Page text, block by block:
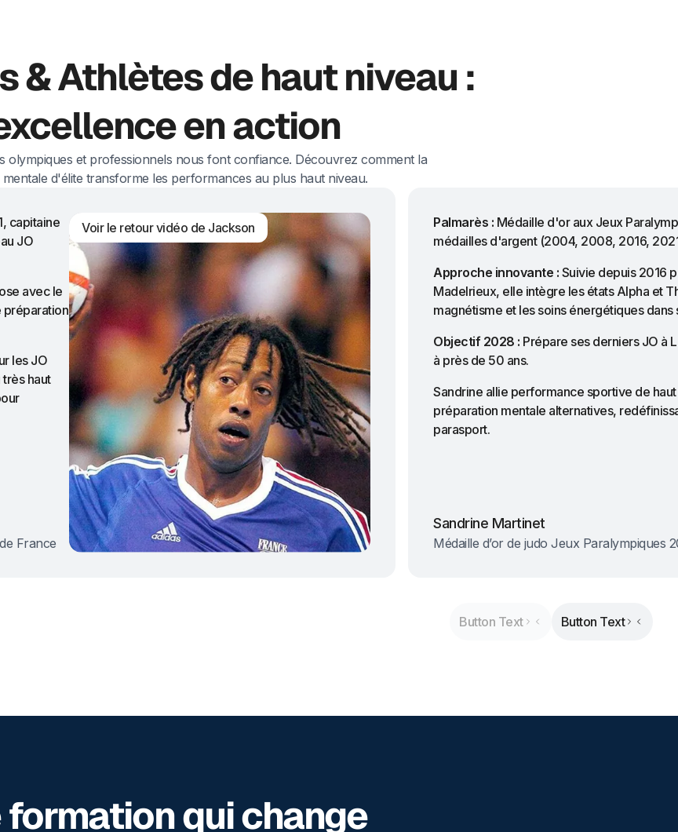
& Athlètes de haut niveau :
en action
olympiques et professionnels nous font confiance. Découvrez comment la
d'élite transforme les performances au plus haut niveau.
capitaine
JO
avec le
préparation
les JO
haut
France
Voir le retour vidéo de Jackson Palmarès : Médaille d'or aux Jeux
médailles d'argent (2004, 2008, 2016,
Approche innovante : Suivie depuis 2016
Madelrieux, elle intègre les états Alpha et
magnétisme et les soins énergétiques dans
Objectif 2028 : Prépare ses derniers JO à
à près de 50 ans.
Sandrine allie performance sportive de
préparation mentale alternatives,
parasport.
Sandrine Martinet
Médaille d’or de judo Jeux Paralympiques
Button Text Button Text
formation qui change